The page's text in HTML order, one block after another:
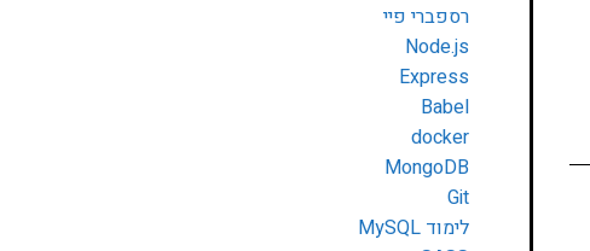
רספברי פיי
Node.js
Express
Babel
docker
MongoDB
Git
לימוד MySQL